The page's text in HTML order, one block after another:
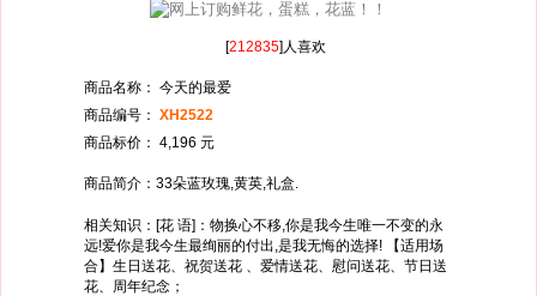
[212835]人喜欢
商品名称： 今天的最爱
商品编号： XH2522
商品标价： 4,196 元
商品简介：33朵蓝玫瑰,黄英,礼盒.
相关知识：[花 语]：物换心不移,你是我今生唯一不变的永
远!爱你是我今生最绚丽的付出,是我无悔的选择! 【适用场
合】生日送花、祝贺送花 、爱情送花、慰问送花、节日送
花、周年纪念；